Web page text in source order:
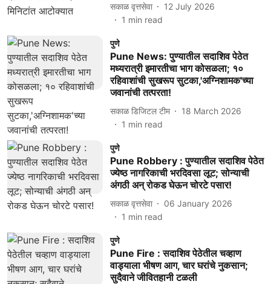
सकाळ वृत्तसेवा
12 July 2026
1 min read
पुणे
Pune News: पुण्यातील सदाशिव पेठेत
मध्यरात्री इमारतीचा भाग कोसळला; १०
रहिवाशांची सुखरूप सुटका,'अग्निशामक'च्या
जवानांची तत्परता!
सकाळ डिजिटल टीम
18 March 2026
1 min read
पुणे
Pune Robbery : पुण्यातील सदाशिव पेठेत
ज्येष्ठ नागरिकाची भरदिवसा लूट; सोन्याची
अंगठी अन् रोकड घेऊन चोरटे पसार!
सकाळ वृत्तसेवा
06 January 2026
1 min read
पुणे
Pune Fire : सदाशिव पेठेतील चव्हाण
वाड्याला भीषण आग, चार घरांचे नुकसान;
सुदैवाने जीवितहानी टळली